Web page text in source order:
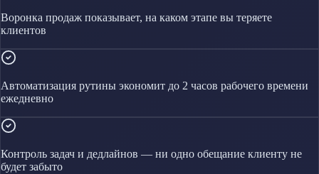
Воронка продаж показывает, на каком этапе вы теряете
клиентов
Автоматизация рутины экономит до 2 часов рабочего времени
ежедневно
Контроль задач и дедлайнов — ни одно обещание клиенту не
будет забыто